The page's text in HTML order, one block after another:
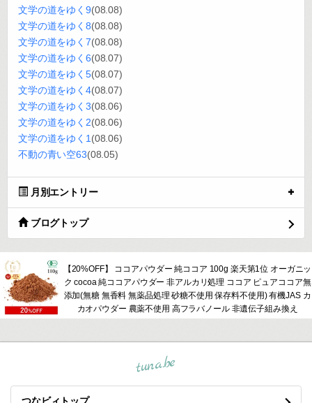
文学の道をゆく9(08.08)
文学の道をゆく8(08.08)
文学の道をゆく7(08.08)
文学の道をゆく6(08.07)
文学の道をゆく5(08.07)
文学の道をゆく4(08.07)
文学の道をゆく3(08.06)
文学の道をゆく2(08.06)
文学の道をゆく1 (08.06)
不動の青い空63(08.05)
月別エントリー
ブログトップ
【20%OFF】 ココアパウダー 純ココア 100g 楽天第1位 オーガニッ
ク cocoa 純ココアパウダー 非アルカリ処理 ココア ピュアココア無
添加(無糖 無香料 無薬品処理 砂糖不使用 保存料不使用) 有機JAS カ
カオパウダー 農薬不使用 高フラバノール 非遺伝子組み換え
tuna.be